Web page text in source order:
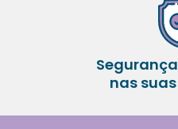
nas